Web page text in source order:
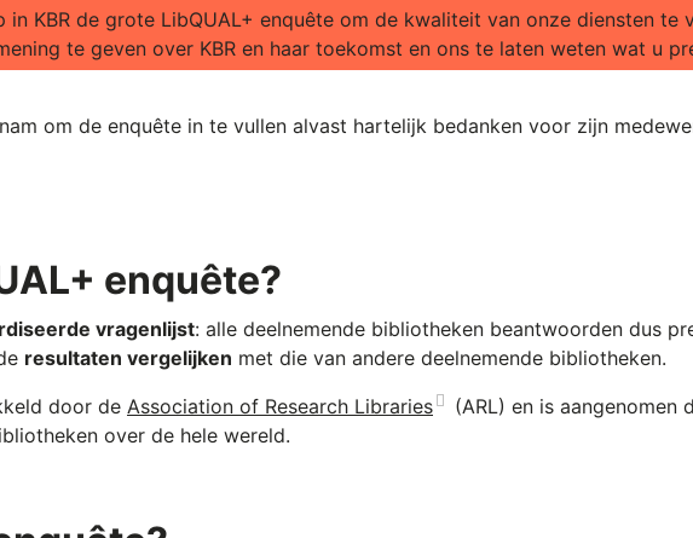
in KBR de grote LibQUAL+ enquête om de kwaliteit van onze diensten te
te geven over KBR en haar toekomst en ons te laten weten wat u
om de enquête in te vullen alvast hartelijk bedanken voor zijn
enquête?
vragenlijst: alle deelnemende bibliotheken beantwoorden dus
resultaten vergelijken met die van andere deelnemende bibliotheken.
door de Association of Research Libraries
(ARL) en is aangenomen
over de hele wereld.